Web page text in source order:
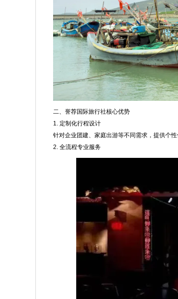
二、誉荐国际旅行社核心优势
1. 定制化行程设计
针对企业团建、家庭出游等不同需求，提供个
2. 全流程专业服务